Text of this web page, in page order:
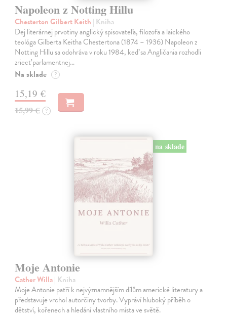
Napoleon z Notting Hillu
Chesterton Gilbert Keith | Kniha
Dej literárnej prvotiny anglický spisovateľa, filozofa a laického
teológa Gilberta Keitha Chestertona (1874 – 1936) Napoleon z
Notting Hillu sa odohráva v roku 1984, keď sa Angličania rozhodli
zriecť parlamentnej…
Na sklade ?
15,19 €
15,99 € ?
na sklade
Moje Antonie
Cather Willa| Kniha
Moje Antonie patří k nejvýznamnějším dílům americké literatury a
představuje vrchol autorčiny tvorby. Vypráví hluboký příběh o
dětství, kořenech a hledání vlastního místa ve světě.